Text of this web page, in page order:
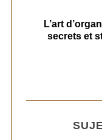
L’art
secrets et